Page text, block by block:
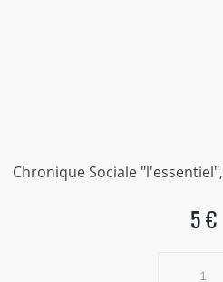
Chronique Sociale
5 €